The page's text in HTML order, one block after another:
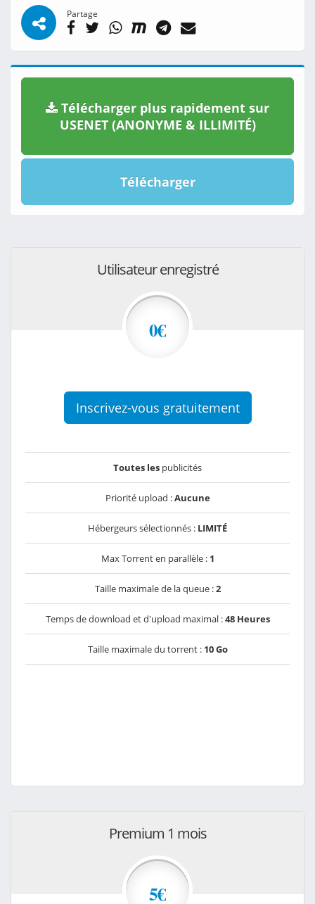
Partage
Télécharger plus rapidement sur
USENET (ANONYME & ILLIMITÉ)
Télécharger
Utilisateur enregistré
0€
Inscrivez-vous gratuitement
Toutes les publicités
Priorité upload :Aucune
Hébergeurs sélectionnés : LIMITÉ
Max Torrent en parallèle : 1
Taille maximale de la queue :2
Temps de download et d'upload maximal :48 Heures
Taille maximale du torrent : 10 Go
Premium 1 mois
5€